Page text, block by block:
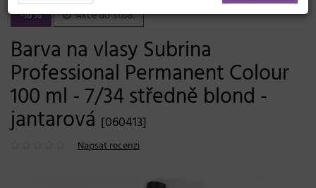
-10% Akce do 31.08.
Barva na vlasy Subrina
Professional Permanent Colour
100 ml - 7/34 středně blond -
jantarová [060413]
Napsat recenzi